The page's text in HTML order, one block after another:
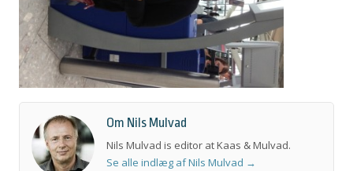
Om Nils Mulvad
Nils Mulvad is editor at Kaas & Mulvad.
Se alle indlæg af Nils Mulvad →